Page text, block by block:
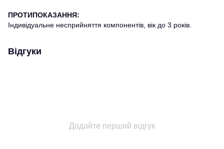
ПРОТИПОКАЗАННЯ:
Індивідуальне несприйняття компонентів, вік до 3 років.
Відгуки
Додайте перший відгук